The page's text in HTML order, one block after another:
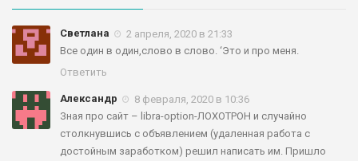
Светлана
2 апреля, 2020 в 21:33
Все один в один,слово в слово. ‘Это и про меня.
Ответить
Александр
8 февраля, 2020 в 10:36
Зная про сайт – libra-option-ЛОХОТРОН и случайно
столкнувшись с объявлением (удаленная работа с
достойным заработком) решил написать им. Пришло